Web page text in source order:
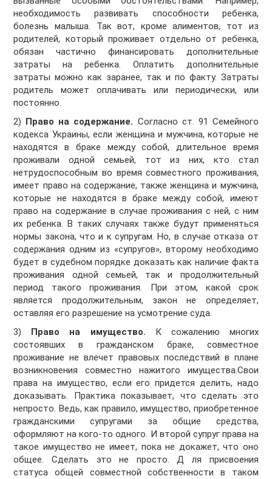
необходимость развивать способности ребенка,
болезнь малыша. Так вот, кроме алиментов, тот из
родителей, который проживает отдельно от ребенка,
обязан частично финансировать дополнительные
затраты на ребенка. Оплатить дополнительные
затраты можно как заранее, так и по факту. Затраты
родитель может оплачивать или периодически, или
постоянно.
2) Право на содержание. Согласно ст. 91 Семейного
кодекса Украины, если женщина и мужчина, которые не
находятся в браке между собой, длительное время
проживали одной семьей, тот из них, кто стал
нетрудоспособным во время совместного проживания,
имеет право на содержание, также женщина и мужчина,
которые не находятся в браке между собой, имеют
право на содержание в случае проживания с ней, с ним
их ребенка. В таких случаях также будут применяться
нормы закона, что и к супругам. Но, в случае отказа от
содержания одним из «супругов», второму необходимо
будет в судебном порядке доказать как наличие факта
проживания одной семьей, так и продолжительный
период такого проживания. При этом, какой срок
является продолжительным, закон не определяет,
оставляя его разрешение на усмотрение суда.
3) Право на имущество. К сожалению многих
состоявших в гражданском браке, совместное
проживание не влечет правовых последствий в плане
возникновения совместно нажитого имущества.Свои
права на имущество, если его придется делить, надо
доказывать. Практика показывает, что сделать это
непросто. Ведь, как правило, имущество, приобретенное
гражданскими супругами за общие средства,
оформляют на кого-то одного. И второй супруг права на
такое имущество не имеет, пока не докажет, что оно
общее. Сделать это не просто. Д ля присвоения
статуса общей совместной собственности в таком